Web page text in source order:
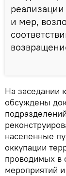
реализации
и мер,
На заседании
обсуждены
населенные
оккупации
проводимых в
мероприятий